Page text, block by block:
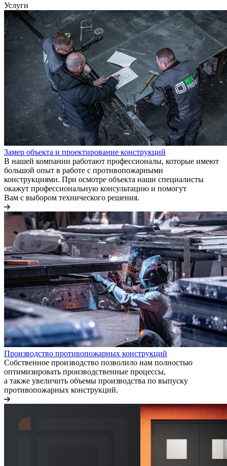
Услуги
Замер объекта и проектирование конструкций
В нашей компании работают профессионалы, которые имеют
большой опыт в работе с противопожарными
конструкциями. При осмотре объекта наши специалисты
окажут профессиональную консультацию и помогут
Вам с выбором технического решения.
Производство противопожарных конструкций
Собственное производство позволило нам полностью
оптимизировать производственные процессы,
а также увеличить объемы производства по выпуску
противопожарных конструкций.